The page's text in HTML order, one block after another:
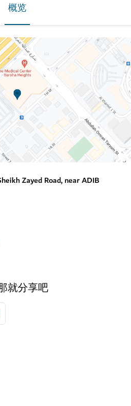
概览
Zayed Road, near ADIB
就分享吧